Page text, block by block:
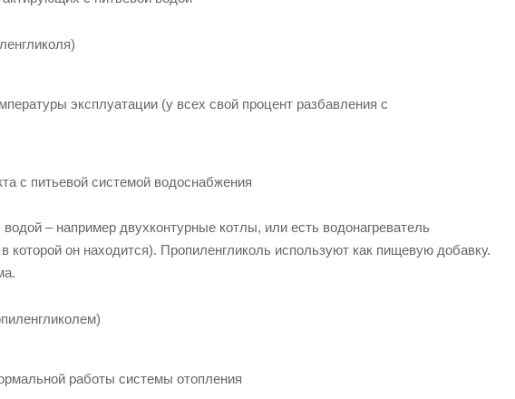
эксплуатации (у всех свой процент разбавления с
с питьевой системой водоснабжения
– например двухконтурные котлы, или есть водонагреватель
которой он находится). Пропиленгликоль используют как пищевую добавку.
работы системы отопления